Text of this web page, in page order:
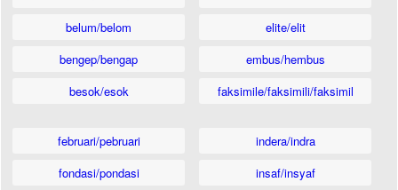
belum/belom
bengep/bengap
besok/esok
elite/elit
embus/hembus
faksimile/faksimili/faksimil
februari/pebruari
fondasi/pondasi
indera/indra
insaf/insyaf